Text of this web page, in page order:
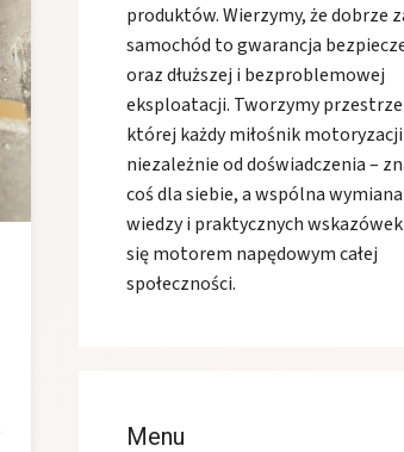
produktów. Wierzymy, że dobrze
samochód to gwarancja
oraz dłuższej i bezproblemowej
eksploatacji. Tworzymy
której każdy miłośnik motoryzacji
niezależnie od doświadczenia –
coś dla siebie, a wspólna wymiana
wiedzy i praktycznych
się motorem napędowym całej
społeczności.
Menu